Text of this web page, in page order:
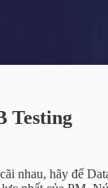
Testing
nhau, hãy để